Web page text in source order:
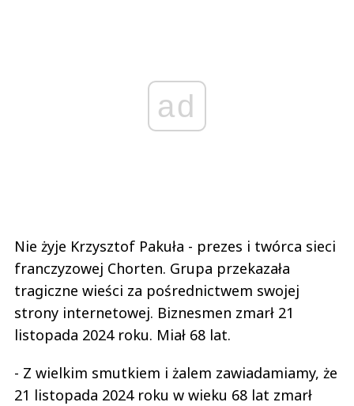
ad
Nie żyje Krzysztof Pakuła - prezes i twórca sieci
franczyzowej Chorten. Grupa przekazała
tragiczne wieści za pośrednictwem swojej
strony internetowej. Biznesmen zmarł 21
listopada 2024 roku. Miał 68 lat.
- Z wielkim smutkiem i żalem zawiadamiamy, że
21 listopada 2024 roku w wieku 68 lat zmarł